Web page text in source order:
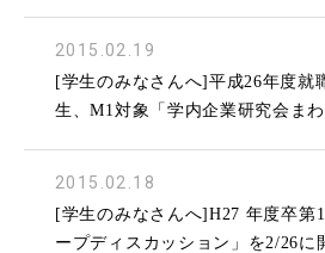
2015.02.19
[学生のみなさんへ]平成26年度就
生、M1対象「学内企業研究会ま
2015.02.18
[学生のみなさんへ]H27 年度卒第
ープディスカッション」を2/26に